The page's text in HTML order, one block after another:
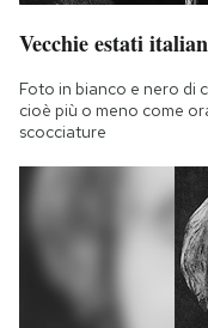
Vecchie estati
Foto in bianco e nero di
cioè più o meno come
scocciature